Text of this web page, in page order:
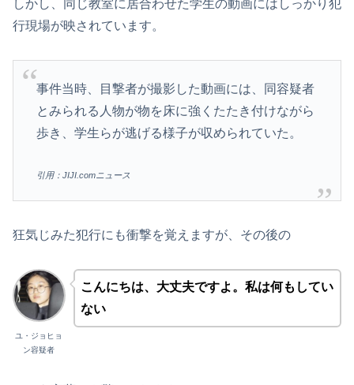
しかし、同じ教室に居合わせた学生の動画にはしっかり犯
行現場が映されています。
事件当時、目撃者が撮影した動画には、同容疑者
とみられる人物が物を床に強くたたき付けながら
歩き、学生らが逃げる様子が収められていた。
引用：JIJI.comニュース
狂気じみた犯行にも衝撃を覚えますが、その後の
ユ・ジョヒョ
ン容疑者
こんにちは、大丈夫ですよ。私は何もしてい
ない